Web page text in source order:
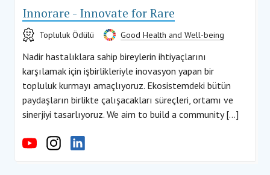
Innorare - Innovate for Rare
Topluluk Ödülü Good Health and Well-being
Nadir hastalıklara sahip bireylerin ihtiyaçlarını
karşılamak için işbirlikleriyle inovasyon yapan bir
topluluk kurmayı amaçlıyoruz. Ekosistemdeki bütün
paydaşların birlikte çalışacakları süreçleri, ortamı ve
sinerjiyi tasarlıyoruz. We aim to build a community […]